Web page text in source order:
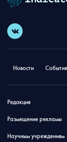
Новости События
Редакция
Размещение рекламы
Научным учреждениям